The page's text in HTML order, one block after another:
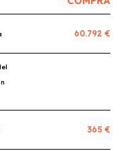
60.792 €
365 €